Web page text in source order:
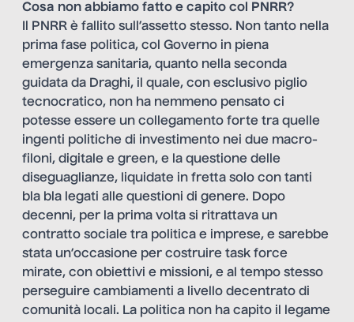
Cosa non abbiamo fatto e capito col PNRR?
Il PNRR è fallito sull’assetto stesso. Non tanto nella
prima fase politica, col Governo in piena
emergenza sanitaria, quanto nella seconda
guidata da Draghi, il quale, con esclusivo piglio
tecnocratico, non ha nemmeno pensato ci
potesse essere un collegamento forte tra quelle
ingenti politiche di investimento nei due macro-
filoni, digitale e green, e la questione delle
diseguaglianze, liquidate in fretta solo con tanti
bla bla legati alle questioni di genere. Dopo
decenni, per la prima volta si ritrattava un
contratto sociale tra politica e imprese, e sarebbe
stata un’occasione per costruire task force
mirate, con obiettivi e missioni, e al tempo stesso
perseguire cambiamenti a livello decentrato di
comunità locali. La politica non ha capito il legame